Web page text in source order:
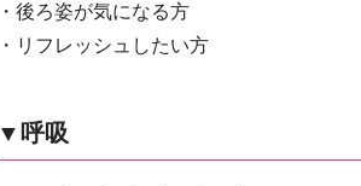
・後ろ姿が気になる方
・リフレッシュしたい方
▼呼吸